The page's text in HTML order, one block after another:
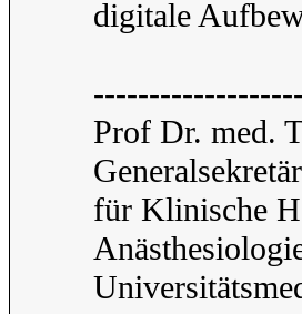
digitale
Prof Dr. med.
für Klinische